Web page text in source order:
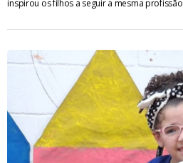
inspirou os filhos a seguir a mesma profissão